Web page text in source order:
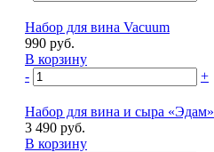
Набор для вина Vacuum
990 руб.
В корзину
-
+
Набор для вина и сыра «Эдам»
3 490 руб.
В корзину